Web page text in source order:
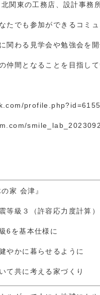
関東の工務店、設計事務
たでも参加ができるコミ
関わる見学会や勉強会を
仲間となることを目指して
家 会津』
等級３（許容応力度計算）
6を基本仕様に
やかに暮らせるように
て共に考える家づくり